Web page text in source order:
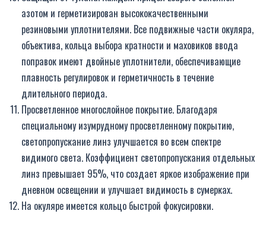
азотом и герметизирован высококачественными
резиновыми уплотнителями. Все подвижные части окуляра,
объектива, кольца выбора кратности и маховиков ввода
поправок имеют двойные уплотнители, обеспечивающие
плавность регулировок и герметичность в течение
длительного периода.
Просветленное многослойное покрытие. Благодаря
специальному изумрудному просветленному покрытию,
светопропускание линз улучшается во всем спектре
видимого света. Коэффициент светопропускания отдельных
линз превышает 95%, что создает яркое изображение при
дневном освещении и улучшает видимость в сумерках.
На окуляре имеется кольцо быстрой фокусировки.